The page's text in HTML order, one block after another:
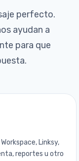
perfecto.
ayudan a
para que
Linksy,
reportes u otro